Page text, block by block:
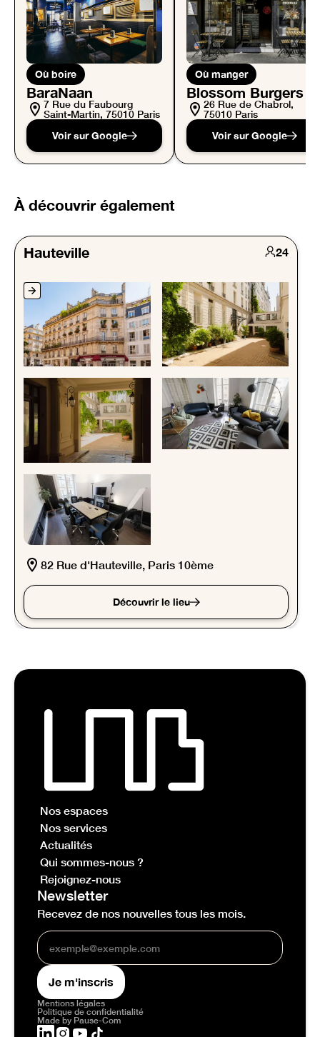
Où boire
BaraNaan
7 Rue du Faubourg
Saint-Martin, 75010 Paris
Voir sur Google
Où manger
Blossom Burgers
26 Rue de Chabrol,
75010 Paris
Voir sur Google
À découvrir également
Hauteville 24
82 Rue d'Hauteville, Paris 10ème
Découvrir le lieu
Nos espaces
Nos services
Actualités
Qui sommes-nous ?
Rejoignez-nous
Newsletter
Recevez de nos nouvelles tous les mois.
Mentions légales
Politique de confidentialité
Made by Pause-Com